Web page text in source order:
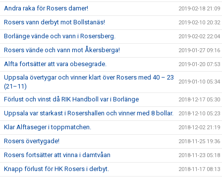
Andra raka för Rosers damer! 2019-02-18 21:09
Rosers vann derbyt mot Bollstanäs! 2019-02-10 20:32
Borlänge vände och vann i Rosersberg. 2019-02-02 22:04
Rosers vände och vann mot Åkersberga! 2019-01-27 09:16
Alfta fortsätter att vara obesegrade. 2019-01-20 07:53
Uppsala övertygar och vinner klart över Rosers med 40 – 23
(21–11)
2019-01-10 05:34
Förlust och vinst då RIK Handboll var i Borlänge 2018-12-17 05:30
Uppsala var starkast i Rosershallen och vinner med 8 bollar. 2018-12-10 05:23
Klar Alftaseger i toppmatchen. 2018-12-02 21:19
Rosers övertygade! 2018-11-25 19:36
Rosers fortsätter att vinna i damtvåan 2018-11-23 05:18
Knapp förlust för HK Rosers i derbyt. 2018-11-17 08:13